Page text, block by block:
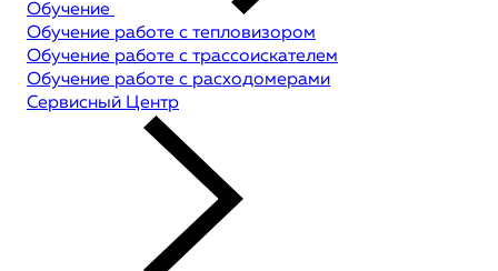
Обучение
Обучение работе с тепловизором
Обучение работе с трассоискателем
Обучение работе с расходомерами
Сервисный Центр